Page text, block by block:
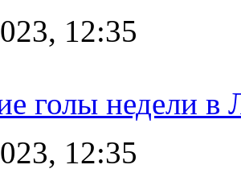
12:35
голы недели в
12:35